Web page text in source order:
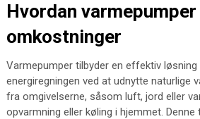
Hvordan
omkostninger
Varmepumper tilbyder en effektiv løsning
energiregningen ved at udnytte naturlige
fra omgivelserne, såsom luft, jord eller
opvarmning eller køling i hjemmet. Denne